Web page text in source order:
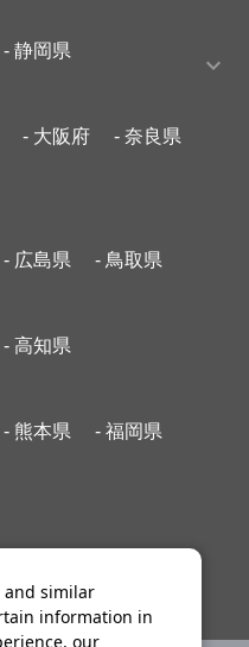
- 静岡県
- 大阪府
- 奈良県
- 広島県 - 鳥取県
- 高知県
- 熊本県
- 福岡県
and similar
information in
our